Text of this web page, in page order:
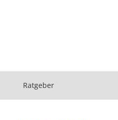
Ratgeber